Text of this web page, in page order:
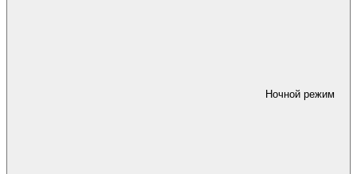
Ночной режим